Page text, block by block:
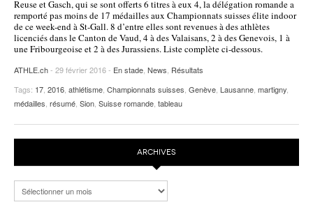
POURQUOI ATHLE.CH ?
ATHLE.CH RÉGIONS | VAUD
HIGHLIGHTS
LIVRES
Reuse et Gasch, qui se sont offerts 6 titres à eux 4, la délégation romande a
remporté pas moins de 17 médailles aux Championnats suisses élite indoor
de ce week-end à St-Gall. 8 d’entre elles sont revenues à des athlètes
licenciés dans le Canton de Vaud, 4 à des Valaisans, 2 à des Genevois, 1 à
une Fribourgeoise et 2 à des Jurassiens. Liste complète ci-dessous.
ATHLE.ch- 29 février 2016 - En stade News Résultats
Tags: 17 2016 athlétisme Championnats suisses Genève Lausanne martigny
médailles résumé Sion Suisse romande tableau
ARCHIVES
Archives